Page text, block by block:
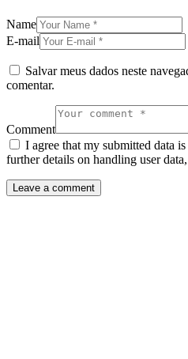
Name
E-mail
Salvar meus dados neste
comentar.
Comment
I agree that my submitted data
further details on handling user